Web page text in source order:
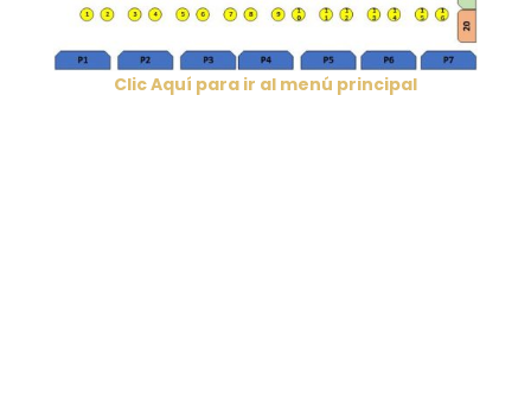
Clic Aquí para ir al menú principal